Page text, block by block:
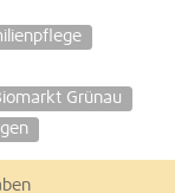
Grünau